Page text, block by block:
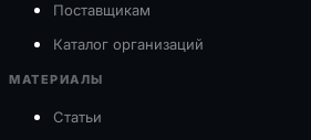
Поставщикам
Каталог организаций
МАТЕРИАЛЫ
Статьи